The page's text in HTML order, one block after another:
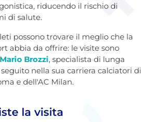
riducendo il rischio di
di salute.
possono trovare il meglio che la
abbia da offrire: le visite sono
Brozzi, specialista di lunga
nella sua carriera calciatori di
e dell'AC Milan.
la visita